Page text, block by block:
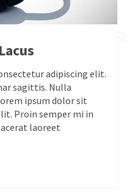
adipiscing elit.
sagittis. Nulla
ipsum dolor sit
Proin semper mi in
laoreet